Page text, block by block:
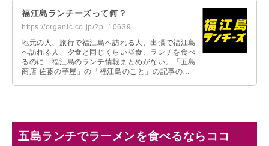
福江島ランチーズって何？
https://organic.co.jp/?p=10639
地元の人、旅行で福江島へ訪れる人、出張で福江島
へ訪れる人、夕食と同じくらい昼食、ランチを食べ
るのに…福江島のランチ情報まとめがない。「五島
商店 佐藤の芋屋」の「福江島のこと」の記事の中
五島ランチでラーメンを食べるならココ